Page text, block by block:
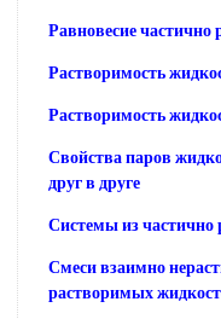
Равновесие
Растворимость
Растворимость
Свойства паров
друг в друге
Системы из частично
Смеси взаимно
растворимых